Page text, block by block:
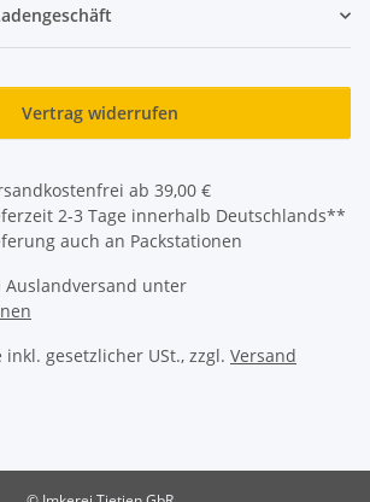
Vertrag widerrufen
ab 39,00 €
2-3 Tage innerhalb Deutschlands**
auch an Packstationen
unter
gesetzlicher USt., zzgl. Versand